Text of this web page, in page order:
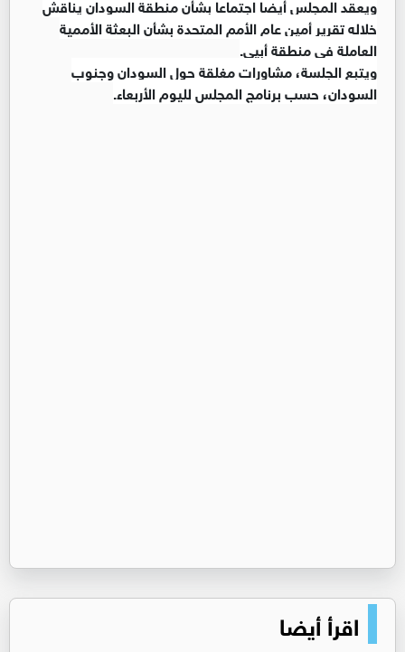
ويعقد المجلس أيضا اجتماعا بشأن منطقة السودان يناقش
خلاله تقرير أمين عام الأمم المتحدة بشأن البعثة الأممية
العاملة في منطقة أبيي.
ويتبع الجلسة، مشاورات مغلقة حول السودان وجنوب
السودان، حسب برنامج المجلس لليوم الأربعاء.
اقرأ أيضا